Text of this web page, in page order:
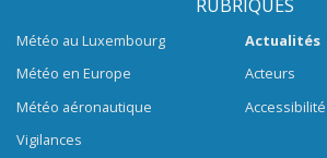
RUBRIQUES
Météo au Luxembourg
Météo en Europe
Météo aéronautique
Vigilances
Actualités
Acteurs
Accessibilité